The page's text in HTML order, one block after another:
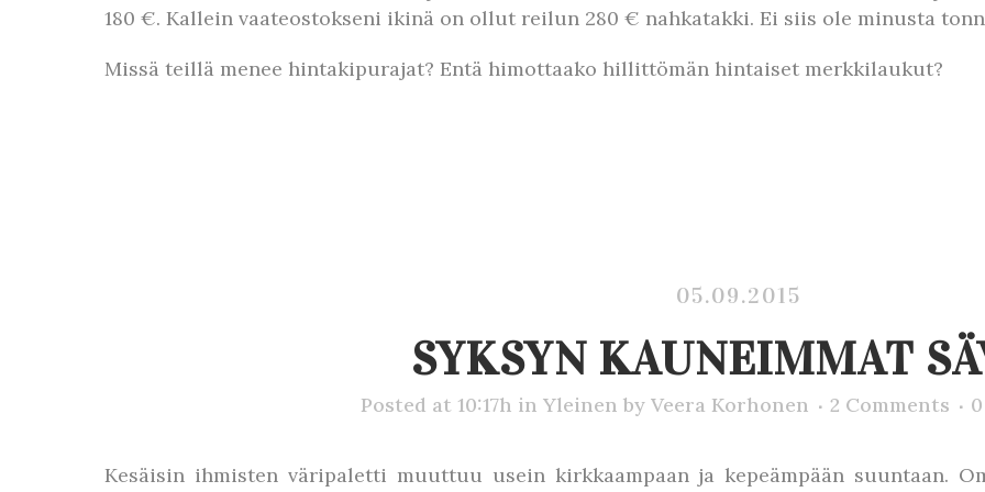
180 €. Kallein vaateostokseni ikinä on ollut reilun 280 € nahkatakki. Ei siis ole minusta
Missä teillä menee hintakipurajat? Entä himottaako hillittömän hintaiset merkkilaukut?
05.09.2015
SYKSYN KAUNEIMMAT
Posted at 10:17h in Yleinen by Veera Korhonen 2 Comments 0
Kesäisin ihmisten väripaletti muuttuu usein kirkkaampaan ja kepeämpään suuntaan.